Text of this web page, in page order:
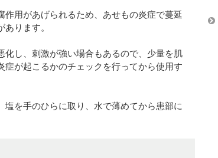
作用があげられるため、あせもの炎症で蔓延
ります。
化し、刺激が強い場合もあるので、少量を肌
症が起こるかのチェックを行ってから使用す
塩を手のひらに取り、水で薄めてから患部に